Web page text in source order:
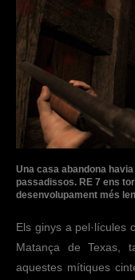
Una casa abandona
passadissos. RE 7 ens
desenvolupament més
Els ginys a pel·lícules
Matança de Texas,
aquestes mítiques